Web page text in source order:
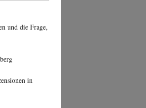
und die Frage,
in